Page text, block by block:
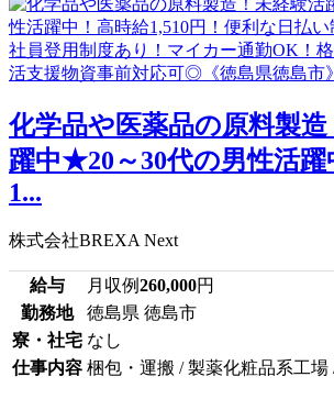
化学品や医薬品の原料製
躍中★20～30代の男性活躍
1...
株式会社BREXA Next
給与 月収例260,000円
勤務地
徳島県 徳島市
寮・社宅 なし
仕事内容 梱包・運搬 / 製薬化粧品系工場